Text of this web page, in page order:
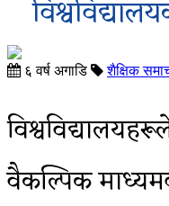
६ वर्ष अगाडि शैक्षिक
वैकल्पिक